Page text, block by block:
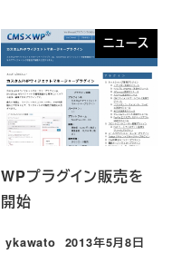
ニュース
WPプラグイン販売を
開始
ykawato
投稿日
2013年5月8日